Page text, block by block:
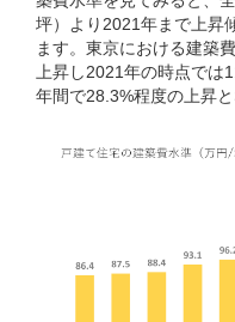
坪）より2021年まで上昇
ます。東京における建築
上昇し2021年の時点で
年間で28.3%程度の上昇